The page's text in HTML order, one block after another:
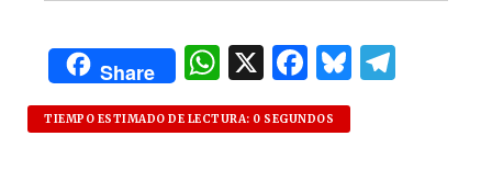
Share
W
h
at
X F
a
c
B
TIEMPO ESTIMADO DE LECTURA: 0 SEGUNDOS